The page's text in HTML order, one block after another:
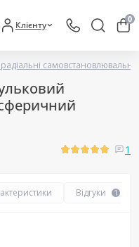
Клієнту 0
1
Відгуки 1